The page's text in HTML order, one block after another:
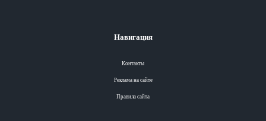
Навигация
Контакты
Реклама на сайте
Правила сайта